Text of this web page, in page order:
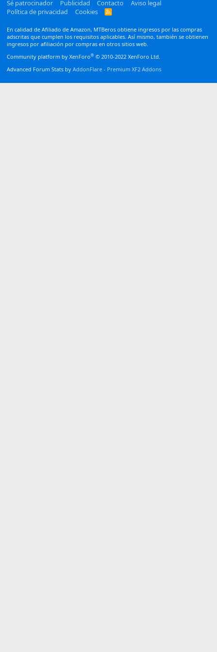
Sé patrocinador
Publicidad Contacto
Aviso legal
Política de privacidad
Cookies
R
En calidad de Afiliado de Amazon, MTBeros obtiene ingresos por las compras
adscritas que cumplen los requisitos aplicables. Así mismo, también se obtienen
ingresos por afiliación por compras en otros sitios web.
Community platform by XenForo® © 2010-2022 XenForo Ltd.
Advanced Forum Stats by AddonFlare - Premium XF2 Addons